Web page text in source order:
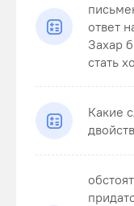
ответ
Захар
стать
Какие